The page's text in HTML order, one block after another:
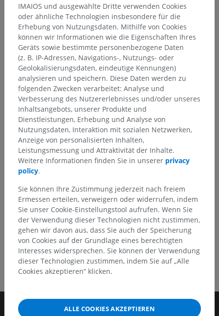
Anatomie des Menschen
Übersetzungen
Sie haben einen Fehler gefunden?
Sie können gerne eine Berichtigung, Übersetzung oder
inhaltliche Verbesserung vorschlagen.
Ein Problem melden
IMAIOS und ausgewählte Dritte verwenden Cookies
oder ähnliche Technologien insbesondere für die
Erhebung von Nutzungsdaten. Mithilfe von Cookies
können wir Informationen wie die Eigenschaften Ihres
Geräts sowie bestimmte personenbezogene Daten
(z. B. IP-Adressen, Navigations-, Nutzungs- oder
Geolokalisierungsdaten, eindeutige Kennungen)
analysieren und speichern. Diese Daten werden zu
folgenden Zwecken verarbeitet: Analyse und
Verbesserung des Nutzererlebnisses und/oder unseres
Inhaltsangebots, unserer Produkte und
Dienstleistungen, Erhebung und Analyse von
Nutzungsdaten, Interaktion mit sozialen Netzwerken,
Anzeige von personalisierten Inhalten,
Leistungsmessung und Attraktivität der Inhalte.
Weitere Informationen finden Sie in unserer privacy
policy.
Sie können Ihre Zustimmung jederzeit nach freiem
Ermessen erteilen, verweigern oder widerrufen, indem
Sie unser Cookie-Einstellungstool aufrufen. Wenn Sie
der Verwendung dieser Technologien nicht zustimmen,
gehen wir davon aus, dass Sie auch der Speicherung
von Cookies auf der Grundlage eines berechtigten
Interesses widersprechen. Sie können der Verwendung
dieser Technologien zustimmen, indem Sie auf „Alle
Cookies akzeptieren“ klicken.
ALLE COOKIES AKZEPTIEREN